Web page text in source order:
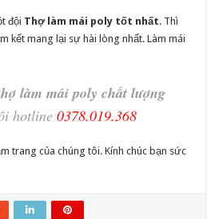
đội Thợ làm mái poly tốt nhất. Thì
kết mang lại sự hài lòng nhất. Làm mái
làm mái poly chất lượng
hotline0378.019.368
trang của chúng tôi. Kính chúc bạn sức